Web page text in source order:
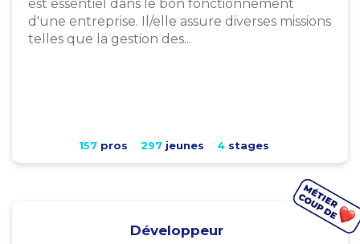
est essentiel dans le bon fonctionnement
d'une entreprise. Il/elle assure diverses missions
telles que la gestion des...
157pros 297jeunes 4stages
Développeur